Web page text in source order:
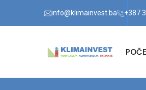
info@klimainvest.ba +387